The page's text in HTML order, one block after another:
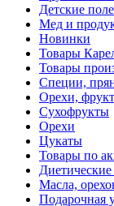
Детские
Мед и
Новинки
Товары
Товары
Специи,
Орехи,
Сухофрукты
Орехи
Цукаты
Товары по
Масла,
Подарочная